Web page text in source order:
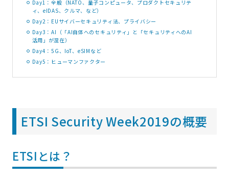
Day1：全般（NATO、量子コンピュータ、プロダクトセキュリテ
ィ、eIDAS、クルマ、など）
Day2：EUサイバーセキュリティ法、プライバシー
Day3：AI（「AI自体へのセキュリティ」と「セキュリティへのAI
活用」が混在）
Day4：5G、IoT、eSIMなど
Day5：ヒューマンファクター
ETSI Security Week2019の概要
ETSIとは？